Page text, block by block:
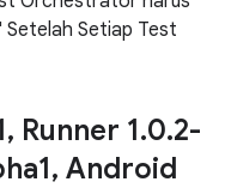
Setelah Setiap Test
, Runner 1.0.2-
, Android